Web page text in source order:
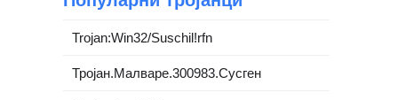
Trojan:Win32/Suschil!rfn
Тројан.Малваре.300983.Сусген